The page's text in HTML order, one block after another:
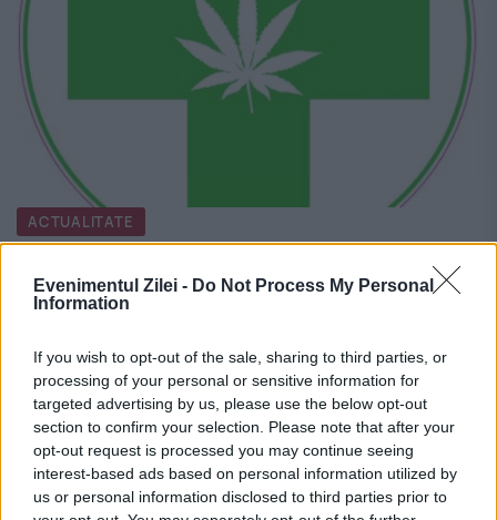
Evenimentul Zilei - Do Not Process My Personal
Information
If you wish to opt-out of the sale, sharing to third parties, or
processing of your personal or sensitive information for
targeted advertising by us, please use the below opt-out
section to confirm your selection. Please note that after your
opt-out request is processed you may continue seeing
interest-based ads based on personal information utilized by
us or personal information disclosed to third parties prior to
ACTUALITATE
Canabisului medical ajunge și în
România. Se va înființa Agenţia
de canabis
6 IULIE 2019
Un proiect de lege depus la Senat prevede
reglementarea folosirii canabisului şi